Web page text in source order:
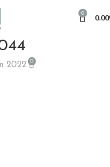
0 0.00
2022 0